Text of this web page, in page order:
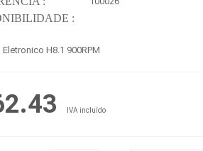
:
H8.1 900RPM
IVA incluído